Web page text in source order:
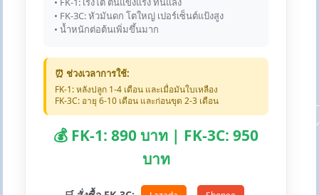
• FK-3C: หัวมันดก โตใหญ่ เปอร์เซ็นต์แป้งสูง
• น้ำหนักต่อต้นเพิ่มขึ้นมาก
⏰ ช่วงเวลาการใช้:
FK-1: หลังปลูก 1-4 เดือน และเมื่อมันใบเหลือง
FK-3C: อายุ 6-10 เดือน และก่อนขุด 2-3 เดือน
💰 FK-1: 890 บาท | FK-3C: 950
บาท